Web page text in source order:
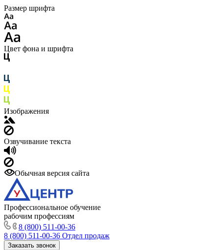
Размер шрифта
Цвет фона и шрифта
Изображения
Озвучивание текста
Обычная версия сайта
Профессиональное обучение
рабочим профессиям
8 (800) 511-00-36
8 (800) 511-00-36 Отдел продаж
Заказать звонок